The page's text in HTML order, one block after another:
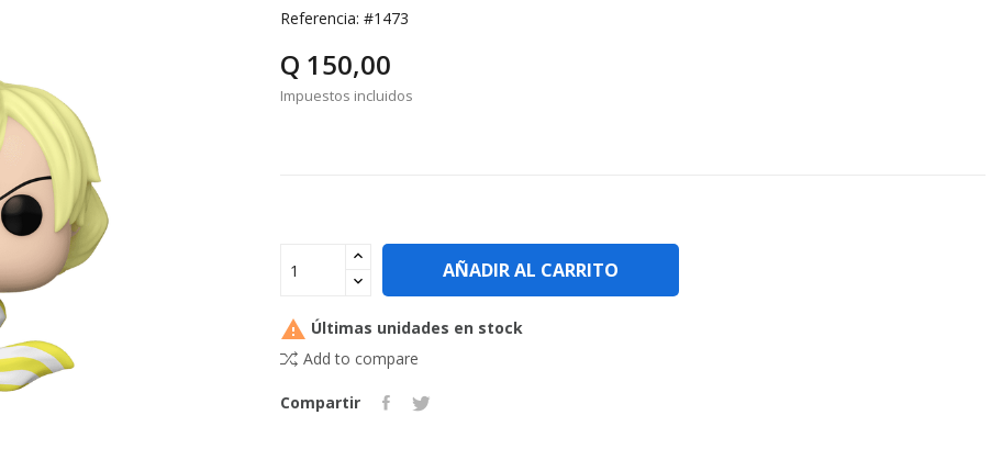
Referencia: #1473
Q 150,00
Impuestos incluidos
AÑADIR AL CARRITO
 Últimas unidades en stock
Add to compare
Compartir